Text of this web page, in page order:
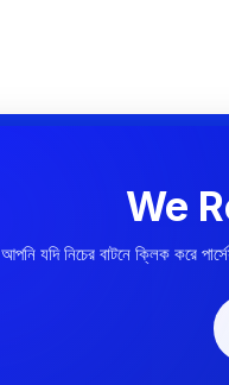
We
আপনি যদি নিচের বাটনে ক্লিক করে